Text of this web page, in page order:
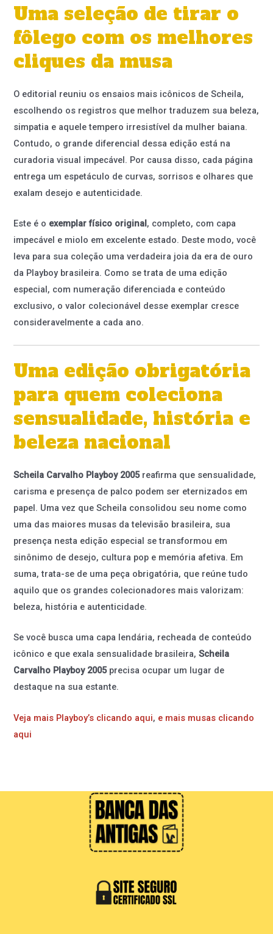
Uma seleção de tirar o
fôlego com os melhores
cliques da musa
O editorial reuniu os ensaios mais icônicos de Scheila,
escolhendo os registros que melhor traduzem sua beleza,
simpatia e aquele tempero irresistível da mulher baiana.
Contudo, o grande diferencial dessa edição está na
curadoria visual impecável. Por causa disso, cada página
entrega um espetáculo de curvas, sorrisos e olhares que
exalam desejo e autenticidade.
Este é o exemplar físico original, completo, com capa
impecável e miolo em excelente estado. Deste modo, você
leva para sua coleção uma verdadeira joia da era de ouro
da Playboy brasileira. Como se trata de uma edição
especial, com numeração diferenciada e conteúdo
exclusivo, o valor colecionável desse exemplar cresce
consideravelmente a cada ano.
Uma edição obrigatória
para quem coleciona
sensualidade, história e
beleza nacional
Scheila Carvalho Playboy 2005reafirma que sensualidade,
carisma e presença de palco podem ser eternizados em
papel. Uma vez que Scheila consolidou seu nome como
uma das maiores musas da televisão brasileira, sua
presença nesta edição especial se transformou em
sinônimo de desejo, cultura pop e memória afetiva. Em
suma, trata-se de uma peça obrigatória, que reúne tudo
aquilo que os grandes colecionadores mais valorizam:
beleza, história e autenticidade.
Se você busca uma capa lendária, recheada de conteúdo
icônico e que exala sensualidade brasileira,Scheila
Carvalho Playboy 2005precisa ocupar um lugar de
destaque na sua estante.
Veja mais Playboy’s clicando aqui, e mais musas clicando
aqui